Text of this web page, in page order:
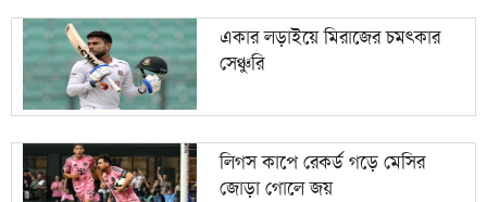
একার লড়াইয়ে মিরাজের চমৎকার
সেঞ্চুরি
লিগস কাপে রেকর্ড গড়ে মেসির
জোড়া গোলে জয়